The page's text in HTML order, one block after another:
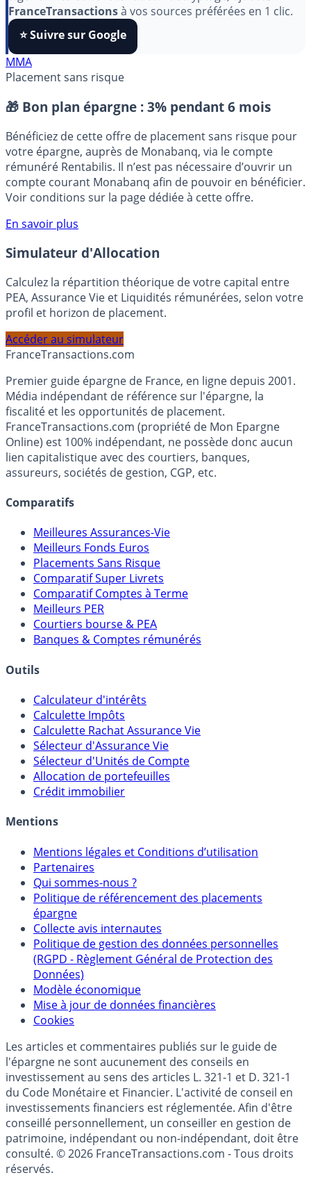
Pour soutenir le travail de notre équipe face aux
algorithmes et ne rater aucun décryptage, ajoutez
FranceTransactionsà vos sources préférées en 1 clic.
⭐️ Suivre sur Google
Placement sans risque
🎁 Bon plan épargne : 3% pendant 6 mois
Bénéficiez de cette offre de placement sans risque pour
votre épargne, auprès de Monabanq, via le compte
rémunéré Rentabilis. Il n’est pas nécessaire d’ouvrir un
compte courant Monabanq afin de pouvoir en bénéficier.
Voir conditions sur la page dédiée à cette offre.
En savoir plus
Simulateur d'Allocation
Calculez la répartition théorique de votre capital entre
profil et horizon de placement.
FranceTransactions.com
Premier guide épargne de France, en ligne depuis 2001.
Média indépendant de référence sur l'épargne, la
fiscalité et les opportunités de placement.
FranceTransactions.com (propriété de Mon Epargne
Online) est 100% indépendant, ne possède donc aucun
assureurs, sociétés de gestion, CGP, etc.
Comparatifs
Meilleures Assurances-Vie
Meilleurs Fonds Euros
Placements Sans Risque
Comparatif Super Livrets
Comparatif Comptes à Terme
Meilleurs PER
Banques & Comptes rémunérés
Outils
Calculateur d'intérêts
Calculette Impôts
Calculette Rachat Assurance Vie
Sélecteur d'Assurance Vie
Sélecteur d'Unités de Compte
Crédit immobilier
Mentions
Mentions légales et Conditions d’utilisation
Partenaires
Qui sommes-nous ?
Politique de référencement des placements
épargne
Collecte avis internautes
Politique de gestion des données personnelles
(RGPD - Règlement Général de Protection des
Données)
Modèle économique
Cookies
Les articles et commentaires publiés sur le guide de
l'épargne ne sont aucunement des conseils en
investissement au sens des articles L. 321-1 et D. 321-1
du Code Monétaire et Financier. L'activité de conseil en
investissements financiers est réglementée. Afin d'être
conseillé personnellement, un conseiller en gestion de
patrimoine, indépendant ou non-indépendant, doit être